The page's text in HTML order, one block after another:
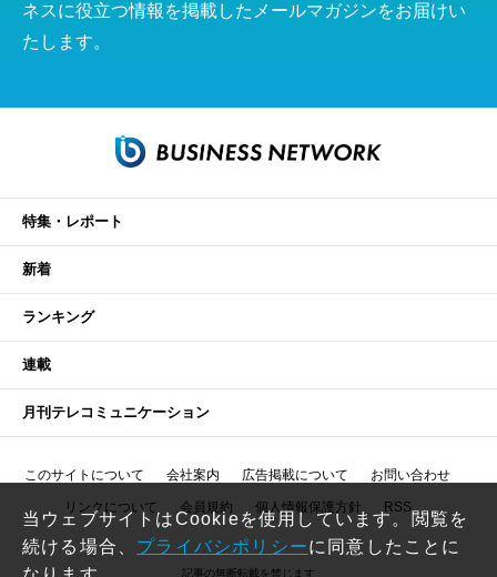
ネスに役立つ情報を掲載したメールマガジンをお届けい
たします。
特集・レポート
新着
ランキング
連載
月刊テレコミュニケーション
このサイトについて 会社案内 広告掲載について お問い合わせ
リンクについて 会員規約 個人情報保護方針 RSS
記事の無断転載を禁じます
当ウェブサイトはCookieを使用しています。閲覧を
続ける場合、 プライバシポリシーに同意したことに